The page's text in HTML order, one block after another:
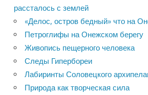
рассталось с землей
«Делос, остров бедный» что на
Петроглифы на Онежском берегу
Живопись пещерного человека
Следы Гипербореи
Лабиринты Соловецкого
Природа как творческая сила